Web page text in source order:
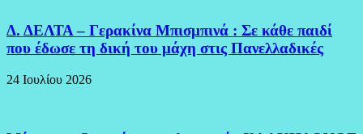
Δ. ΔΕΛΤΑ – Γερακίνα Μπισμπινά : Σε κάθε παιδί
που έδωσε τη δική του μάχη στις Πανελλαδικές
24 Ιουλίου 2026